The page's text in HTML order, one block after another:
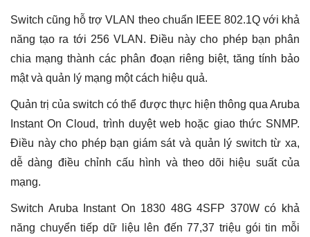
Switch cũng hỗ trợ VLAN theo chuẩn IEEE 802.1Q với khả
năng tạo ra tới 256 VLAN. Điều này cho phép bạn phân
chia mạng thành các phân đoạn riêng biệt, tăng tính bảo
mật và quản lý mạng một cách hiệu quả.
Quản trị của switch có thể được thực hiện thông qua Aruba
Instant On Cloud, trình duyệt web hoặc giao thức SNMP.
Điều này cho phép bạn giám sát và quản lý switch từ xa,
dễ dàng điều chỉnh cấu hình và theo dõi hiệu suất của
mạng.
Switch Aruba Instant On 1830 48G 4SFP 370W có khả
năng chuyển tiếp dữ liệu lên đến 77,37 triệu gói tin mỗi